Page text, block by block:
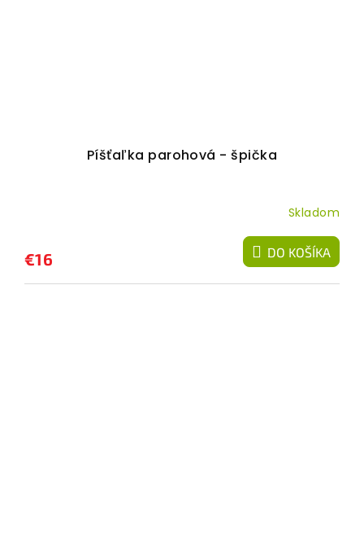
Píšťaľka parohová - špička
Skladom
€16 DO KOŠÍKA